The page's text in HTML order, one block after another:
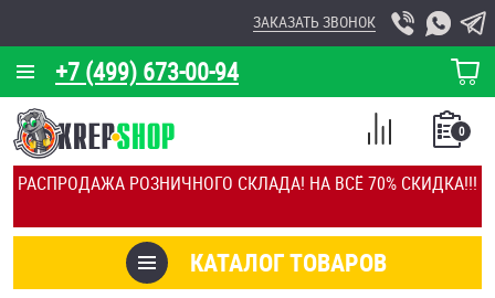
РАСПРОДАЖА РОЗНИЧНОГО СКЛАДА! НА ВСЁ 70% СКИДКА!!!
+7 (499) 673-00-94
ЗАКАЗАТЬ ЗВОНОК
КОРЗИНА
О КОМПАНИИ
КАЛЬКУЛЯТОР
ОТЗЫВЫ
КАТАЛОГ ТОВАРОВ
0
СПИСОК
СРАВНЕНИЕ